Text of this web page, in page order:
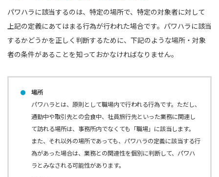
パワハラに該当するのは、特定の場所で、特定の対象者に対して
上記の定義にあてはまる行為が行われた場合です。パワハラに該当
するかどうかを正しく判断するために、下記のような場所・対象
者の条件があることを知っておかなければなりません。
場所
パワハラとは、原則として職場内で行われる行為です。ただし、
通勤中や取引先との会食中、社員旅行先といった業務に関連し
て訪れる場所は、事務所内でなくても「職場」に該当します。
また、それ以外の場所であっても、パワハラの定義に該当する行
為があった場合は、業務との関連性を個別に判断して、パワハ
ラとみなされる可能性があります。